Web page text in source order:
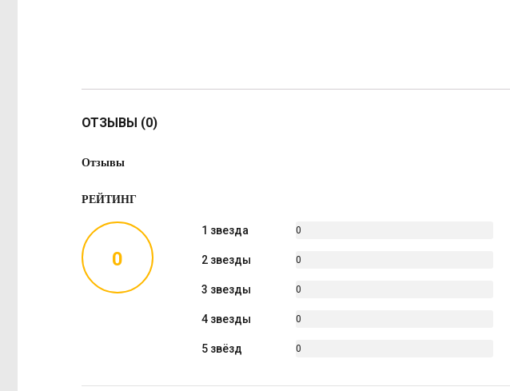
ОТЗЫВЫ (0)
Отзывы
РЕЙТИНГ
0
1 звезда
0
2 звезды
0
3 звезды
0
4 звезды
0
5 звёзд
0